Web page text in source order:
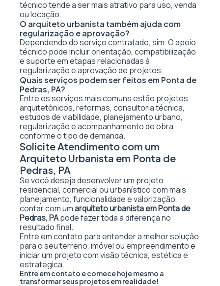
técnico tende a ser mais atrativo para uso, venda
ou locação.
O arquiteto urbanista também ajuda com
regularização e aprovação?
Dependendo do serviço contratado, sim. O apoio
técnico pode incluir orientação, compatibilização
e suporte em etapas relacionadas à
regularização e aprovação de projetos.
Quais serviços podem ser feitos em Ponta de
Pedras, PA?
Entre os serviços mais comuns estão projetos
arquitetônicos, reformas, consultoria técnica,
estudos de viabilidade, planejamento urbano,
regularização e acompanhamento de obra,
conforme o tipo de demanda.
Solicite Atendimento com um
Arquiteto Urbanista em Ponta de
Pedras, PA
Se você deseja desenvolver um projeto
residencial, comercial ou urbanístico com mais
planejamento, funcionalidade e valorização,
contar com umarquiteto urbanista em Ponta de
Pedras, PApode fazer toda a diferença no
resultado final.
Entre em contato para entender a melhor solução
para o seu terreno, imóvel ou empreendimento e
iniciar um projeto com visão técnica, estética e
estratégica.
Entre em contato e comece hoje mesmo a
transformar seus projetos em realidade!